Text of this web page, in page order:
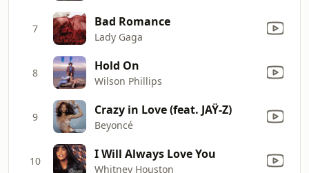
7 Bad Romance
Lady Gaga
8 Hold On
Wilson Phillips
9 Crazy in Love (feat. JAŸ-Z)
Beyoncé
10 I Will Always Love You
Whitney Houston